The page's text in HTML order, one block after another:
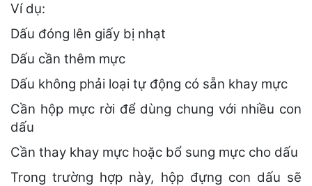
Ví dụ:
Dấu đóng lên giấy bị nhạt
Dấu cần thêm mực
Dấu không phải loại tự động có sẵn khay mực
Cần hộp mực rời để dùng chung với nhiều con
dấu
Cần thay khay mực hoặc bổ sung mực cho dấu
Trong trường hợp này, hộp đựng con dấu sẽ